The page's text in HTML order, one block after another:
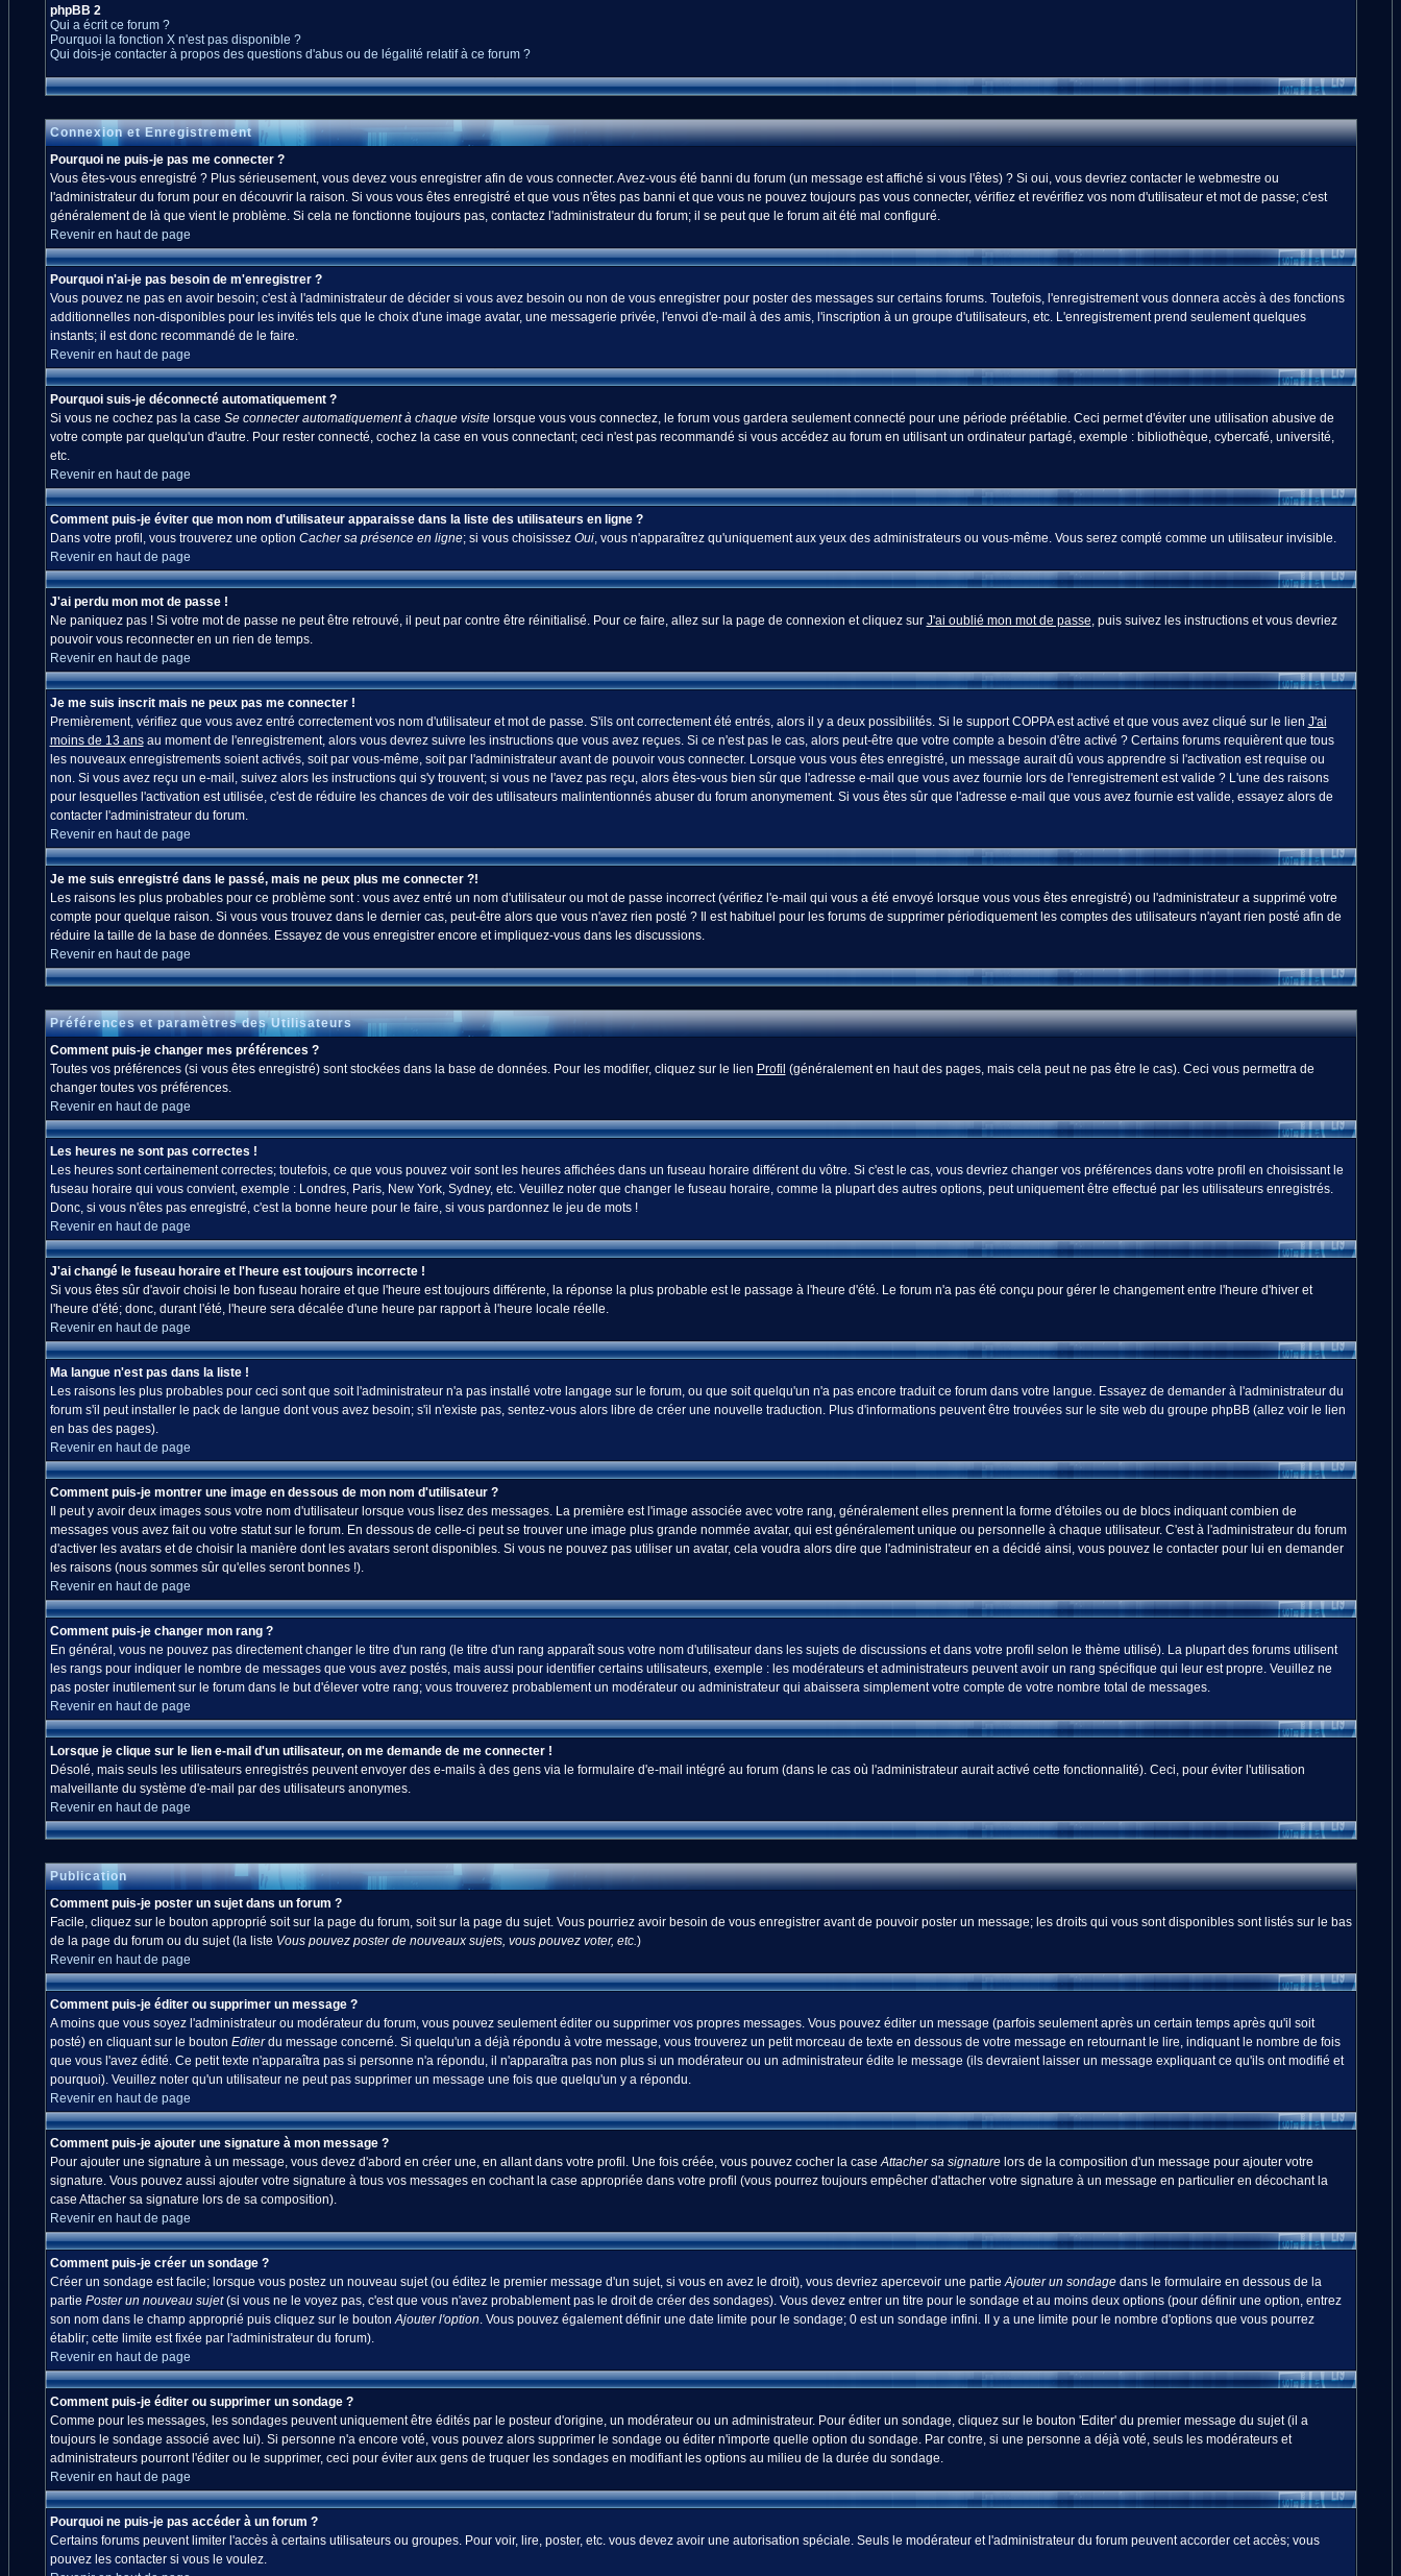
phpBB 2
Qui a écrit ce forum ?
Pourquoi la fonction X n'est pas disponible ?
Qui dois-je contacter à propos des questions d'abus ou de légalité relatif à ce forum ?
Connexion et Enregistrement
Pourquoi ne puis-je pas me connecter ?
Vous êtes-vous enregistré ? Plus sérieusement, vous devez vous enregistrer afin de vous connecter. Avez-vous été banni du forum (un message est affiché si vous l'êtes) ? Si oui, vous devriez contacter le webmestre ou
l'administrateur du forum pour en découvrir la raison. Si vous vous êtes enregistré et que vous n'êtes pas banni et que vous ne pouvez toujours pas vous connecter, vérifiez et revérifiez vos nom d'utilisateur et mot de passe; c'est
généralement de là que vient le problème. Si cela ne fonctionne toujours pas, contactez l'administrateur du forum; il se peut que le forum ait été mal configuré.
Revenir en haut de page
Pourquoi n'ai-je pas besoin de m'enregistrer ?
Vous pouvez ne pas en avoir besoin; c'est à l'administrateur de décider si vous avez besoin ou non de vous enregistrer pour poster des messages sur certains forums. Toutefois, l'enregistrement vous donnera accès à des fonctions
additionnelles non-disponibles pour les invités tels que le choix d'une image avatar, une messagerie privée, l'envoi d'e-mail à des amis, l'inscription à un groupe d'utilisateurs, etc. L'enregistrement prend seulement quelques
instants; il est donc recommandé de le faire.
Revenir en haut de page
Pourquoi suis-je déconnecté automatiquement ?
Si vous ne cochez pas la case Se connecter automatiquement à chaque visitelorsque vous vous connectez, le forum vous gardera seulement connecté pour une période préétablie. Ceci permet d'éviter une utilisation abusive de
votre compte par quelqu'un d'autre. Pour rester connecté, cochez la case en vous connectant; ceci n'est pas recommandé si vous accédez au forum en utilisant un ordinateur partagé, exemple : bibliothèque, cybercafé, université,
etc.
Revenir en haut de page
Comment puis-je éviter que mon nom d'utilisateur apparaisse dans la liste des utilisateurs en ligne ?
Dans votre profil, vous trouverez une option Cacher sa présence en ligne; si vous choisissez Oui, vous n'apparaîtrez qu'uniquement aux yeux des administrateurs ou vous-même. Vous serez compté comme un utilisateur invisible.
Revenir en haut de page
J'ai perdu mon mot de passe !
Ne paniquez pas ! Si votre mot de passe ne peut être retrouvé, il peut par contre être réinitialisé. Pour ce faire, allez sur la page de connexion et cliquez sur J'ai oublié mon mot de passe, puis suivez les instructions et vous devriez
pouvoir vous reconnecter en un rien de temps.
Revenir en haut de page
Je me suis inscrit mais ne peux pas me connecter !
Premièrement, vérifiez que vous avez entré correctement vos nom d'utilisateur et mot de passe. S'ils ont correctement été entrés, alors il y a deux possibilités. Si le support COPPA est activé et que vous avez cliqué sur le lien J'ai
moins de 13 ansau moment de l'enregistrement, alors vous devrez suivre les instructions que vous avez reçues. Si ce n'est pas le cas, alors peut-être que votre compte a besoin d'être activé ? Certains forums requièrent que tous
les nouveaux enregistrements soient activés, soit par vous-même, soit par l'administrateur avant de pouvoir vous connecter. Lorsque vous vous êtes enregistré, un message aurait dû vous apprendre si l'activation est requise ou
non. Si vous avez reçu un e-mail, suivez alors les instructions qui s'y trouvent; si vous ne l'avez pas reçu, alors êtes-vous bien sûr que l'adresse e-mail que vous avez fournie lors de l'enregistrement est valide ? L'une des raisons
pour lesquelles l'activation est utilisée, c'est de réduire les chances de voir des utilisateurs malintentionnés abuser du forum anonymement. Si vous êtes sûr que l'adresse e-mail que vous avez fournie est valide, essayez alors de
contacter l'administrateur du forum.
Revenir en haut de page
Je me suis enregistré dans le passé, mais ne peux plus me connecter ?!
Les raisons les plus probables pour ce problème sont : vous avez entré un nom d'utilisateur ou mot de passe incorrect (vérifiez l'e-mail qui vous a été envoyé lorsque vous vous êtes enregistré) ou l'administrateur a supprimé votre
compte pour quelque raison. Si vous vous trouvez dans le dernier cas, peut-être alors que vous n'avez rien posté ? Il est habituel pour les forums de supprimer périodiquement les comptes des utilisateurs n'ayant rien posté afin de
réduire la taille de la base de données. Essayez de vous enregistrer encore et impliquez-vous dans les discussions.
Revenir en haut de page
Préférences et paramètres des Utilisateurs
Comment puis-je changer mes préférences ?
Toutes vos préférences (si vous êtes enregistré) sont stockées dans la base de données. Pour les modifier, cliquez sur le lien Profil (généralement en haut des pages, mais cela peut ne pas être le cas). Ceci vous permettra de
changer toutes vos préférences.
Revenir en haut de page
Les heures ne sont pas correctes !
Les heures sont certainement correctes; toutefois, ce que vous pouvez voir sont les heures affichées dans un fuseau horaire différent du vôtre. Si c'est le cas, vous devriez changer vos préférences dans votre profil en choisissant le
fuseau horaire qui vous convient, exemple : Londres, Paris, New York, Sydney, etc. Veuillez noter que changer le fuseau horaire, comme la plupart des autres options, peut uniquement être effectué par les utilisateurs enregistrés.
Donc, si vous n'êtes pas enregistré, c'est la bonne heure pour le faire, si vous pardonnez le jeu de mots !
Revenir en haut de page
J'ai changé le fuseau horaire et l'heure est toujours incorrecte !
Si vous êtes sûr d'avoir choisi le bon fuseau horaire et que l'heure est toujours différente, la réponse la plus probable est le passage à l'heure d'été. Le forum n'a pas été conçu pour gérer le changement entre l'heure d'hiver et
l'heure d'été; donc, durant l'été, l'heure sera décalée d'une heure par rapport à l'heure locale réelle.
Revenir en haut de page
Ma langue n'est pas dans la liste !
Les raisons les plus probables pour ceci sont que soit l'administrateur n'a pas installé votre langage sur le forum, ou que soit quelqu'un n'a pas encore traduit ce forum dans votre langue. Essayez de demander à l'administrateur du
forum s'il peut installer le pack de langue dont vous avez besoin; s'il n'existe pas, sentez-vous alors libre de créer une nouvelle traduction. Plus d'informations peuvent être trouvées sur le site web du groupe phpBB (allez voir le lien
en bas des pages).
Revenir en haut de page
Comment puis-je montrer une image en dessous de mon nom d'utilisateur ?
Il peut y avoir deux images sous votre nom d'utilisateur lorsque vous lisez des messages. La première est l'image associée avec votre rang, généralement elles prennent la forme d'étoiles ou de blocs indiquant combien de
messages vous avez fait ou votre statut sur le forum. En dessous de celle-ci peut se trouver une image plus grande nommée avatar, qui est généralement unique ou personnelle à chaque utilisateur. C'est à l'administrateur du forum
d'activer les avatars et de choisir la manière dont les avatars seront disponibles. Si vous ne pouvez pas utiliser un avatar, cela voudra alors dire que l'administrateur en a décidé ainsi, vous pouvez le contacter pour lui en demander
les raisons (nous sommes sûr qu'elles seront bonnes !).
Revenir en haut de page
Comment puis-je changer mon rang ?
En général, vous ne pouvez pas directement changer le titre d'un rang (le titre d'un rang apparaît sous votre nom d'utilisateur dans les sujets de discussions et dans votre profil selon le thème utilisé). La plupart des forums utilisent
les rangs pour indiquer le nombre de messages que vous avez postés, mais aussi pour identifier certains utilisateurs, exemple : les modérateurs et administrateurs peuvent avoir un rang spécifique qui leur est propre. Veuillez ne
pas poster inutilement sur le forum dans le but d'élever votre rang; vous trouverez probablement un modérateur ou administrateur qui abaissera simplement votre compte de votre nombre total de messages.
Revenir en haut de page
Lorsque je clique sur le lien e-mail d'un utilisateur, on me demande de me connecter !
Désolé, mais seuls les utilisateurs enregistrés peuvent envoyer des e-mails à des gens via le formulaire d'e-mail intégré au forum (dans le cas où l'administrateur aurait activé cette fonctionnalité). Ceci, pour éviter l'utilisation
malveillante du système d'e-mail par des utilisateurs anonymes.
Revenir en haut de page
Publication
Comment puis-je poster un sujet dans un forum ?
Facile, cliquez sur le bouton approprié soit sur la page du forum, soit sur la page du sujet. Vous pourriez avoir besoin de vous enregistrer avant de pouvoir poster un message; les droits qui vous sont disponibles sont listés sur le bas
de la page du forum ou du sujet (la liste Vous pouvez poster de nouveaux sujets, vous pouvez voter, etc.)
Revenir en haut de page
Comment puis-je éditer ou supprimer un message ?
A moins que vous soyez l'administrateur ou modérateur du forum, vous pouvez seulement éditer ou supprimer vos propres messages. Vous pouvez éditer un message (parfois seulement après un certain temps après qu'il soit
posté) en cliquant sur le bouton Editerdu message concerné. Si quelqu'un a déjà répondu à votre message, vous trouverez un petit morceau de texte en dessous de votre message en retournant le lire, indiquant le nombre de fois
que vous l'avez édité. Ce petit texte n'apparaîtra pas si personne n'a répondu, il n'apparaîtra pas non plus si un modérateur ou un administrateur édite le message (ils devraient laisser un message expliquant ce qu'ils ont modifié et
pourquoi). Veuillez noter qu'un utilisateur ne peut pas supprimer un message une fois que quelqu'un y a répondu.
Revenir en haut de page
Comment puis-je ajouter une signature à mon message ?
Pour ajouter une signature à un message, vous devez d'abord en créer une, en allant dans votre profil. Une fois créée, vous pouvez cocher la caseAttacher sa signaturelors de la composition d'un message pour ajouter votre
signature. Vous pouvez aussi ajouter votre signature à tous vos messages en cochant la case appropriée dans votre profil (vous pourrez toujours empêcher d'attacher votre signature à un message en particulier en décochant la
case Attacher sa signature lors de sa composition).
Revenir en haut de page
Comment puis-je créer un sondage ?
Créer un sondage est facile; lorsque vous postez un nouveau sujet (ou éditez le premier message d'un sujet, si vous en avez le droit), vous devriez apercevoir une partieAjouter un sondagedans le formulaire en dessous de la
partie Poster un nouveau sujet(si vous ne le voyez pas, c'est que vous n'avez probablement pas le droit de créer des sondages). Vous devez entrer un titre pour le sondage et au moins deux options (pour définir une option, entrez
son nom dans le champ approprié puis cliquez sur le boutonAjouter l'option. Vous pouvez également définir une date limite pour le sondage; 0 est un sondage infini. Il y a une limite pour le nombre d'options que vous pourrez
établir; cette limite est fixée par l'administrateur du forum).
Revenir en haut de page
Comment puis-je éditer ou supprimer un sondage ?
Comme pour les messages, les sondages peuvent uniquement être édités par le posteur d'origine, un modérateur ou un administrateur. Pour éditer un sondage, cliquez sur le bouton 'Editer' du premier message du sujet (il a
toujours le sondage associé avec lui). Si personne n'a encore voté, vous pouvez alors supprimer le sondage ou éditer n'importe quelle option du sondage. Par contre, si une personne a déjà voté, seuls les modérateurs et
administrateurs pourront l'éditer ou le supprimer, ceci pour éviter aux gens de truquer les sondages en modifiant les options au milieu de la durée du sondage.
Revenir en haut de page
Pourquoi ne puis-je pas accéder à un forum ?
Certains forums peuvent limiter l'accès à certains utilisateurs ou groupes. Pour voir, lire, poster, etc. vous devez avoir une autorisation spéciale. Seuls le modérateur et l'administrateur du forum peuvent accorder cet accès; vous
pouvez les contacter si vous le voulez.